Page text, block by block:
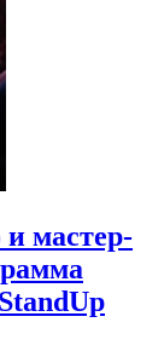
мастер-